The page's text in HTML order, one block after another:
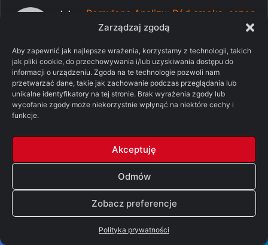
Zarządzaj zgodą
Aby zapewnić jak najlepsze wrażenia, korzystamy z technologii, takich
jak pliki cookie, do przechowywania i/lub uzyskiwania dostępu do
informacji o urządzeniu. Zgoda na te technologie pozwoli nam
przetwarzać dane, takie jak zachowanie podczas przeglądania lub
unikalne identyfikatory na tej stronie. Brak wyrażenia zgody lub
wycofanie zgody może niekorzystnie wpłynąć na niektóre cechy i
funkcje.
Akceptuję
Odmów
Zobacz preferencje
Polityka prywatności
lolo
Pomylone Analizy: Ród smoka, sezon
3, odcinek 7 – „Smok w zimie” [SPOILERY]
Autorzy a przewodzi temu Nina chcą nam
obrzydzić kobiety w t...
kuba - Pomylone Analizy: Ród smoka,
sezon 3, odcinek 7 – „Smok w zimie”
wykluł, a Dreamfyre...
Christoph Flowers -Pomylone Analizy: Ród
smoka, sezon 3, odcinek 7 – „Smok w
zimie” [SPOILERY]
05/08/2026
Hmm jeśli Sunfyre ma spaloną część pyska